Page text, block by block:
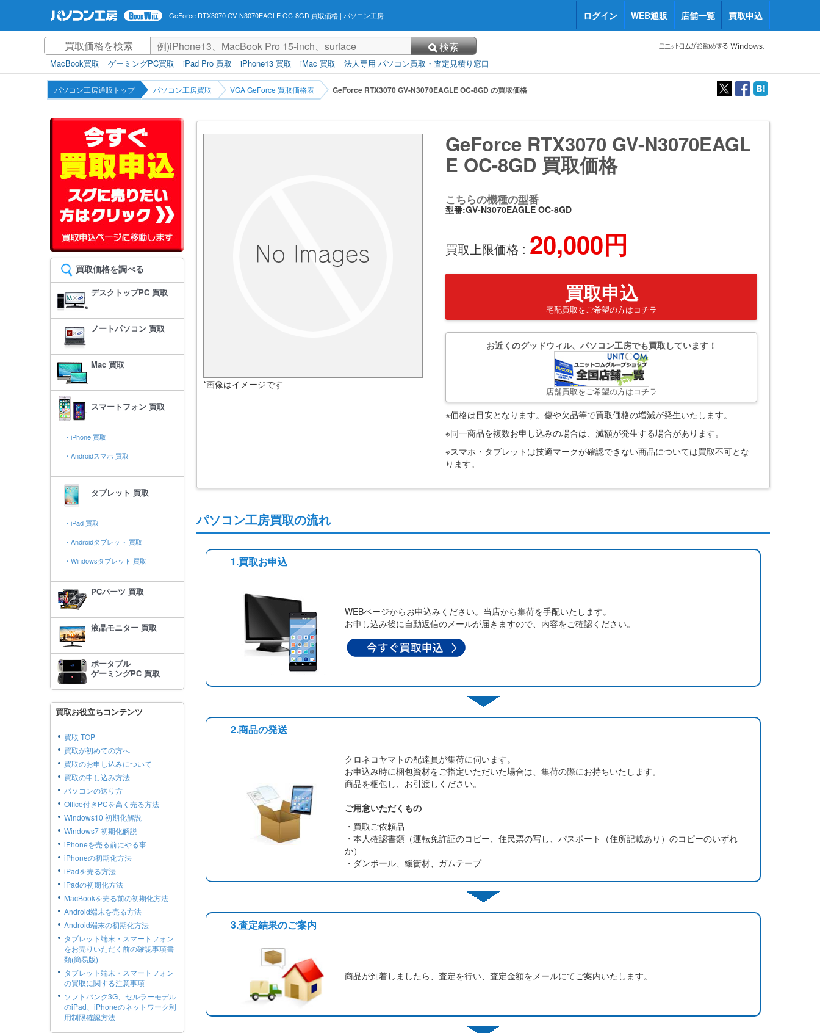
GeForce RTX3070 GV-N3070EAGLE OC-8GD 買取価格 | パソコン工房 ログイン WEB通販 店舗一覧 買取申込
検索
MacBook買取 ゲーミングPC買取 iPad Pro 買取 iPhone13 買取 iMac 買取 法人専用 パソコン買取・査定見積り窓口
パソコン工房通販トップ パソコン工房買取 VGA GeForce 買取価格表 GeForce RTX3070 GV-N3070EAGLE OC-8GD の買取価格
*画像はイメージです
GeForce RTX3070 GV-N3070EAGL
E OC-8GD 買取価格
こちらの機種の型番
型番:GV-N3070EAGLE OC-8GD
買取上限価格 : 20,000円
買取申込
宅配買取をご希望の方はコチラ
お近くのグッドウィル、パソコン工房でも買取しています！
店舗買取をご希望の方はコチラ
※価格は目安となります。傷や欠品等で買取価格の増減が発生いたします。
※同一商品を複数お申し込みの場合は、減額が発生する場合があります。
※スマホ・タブレットは技適マークが確認できない商品については買取不可とな
ります。
パソコン工房買取の流れ
1.買取お申込
WEBページからお申込みください。当店から集荷を手配いたします。
お申し込み後に自動返信のメールが届きますので、内容をご確認ください。
2.商品の発送
クロネコヤマトの配達員が集荷に伺います。
お申込み時に梱包資材をご指定いただいた場合は、集荷の際にお持ちいたします。
商品を梱包し、お引渡しください。
ご用意いただくもの
・買取ご依頼品
・本人確認書類（運転免許証のコピー、住民票の写し、パスポート（住所記載あり）のコピーのいずれ
か）
・ダンボール、緩衝材、ガムテープ
3.査定結果のご案内
商品が到着しましたら、査定を行い、査定金額をメールにてご案内いたします。
買取価格を調べる
デスクトップPC 買取
ノートパソコン 買取
Mac 買取
スマートフォン 買取
・iPhone 買取
・Androidスマホ 買取
タブレット 買取
・iPad 買取
・Androidタブレット 買取
・Windowsタブレット 買取
PCパーツ 買取
液晶モニター 買取
ポータブル
ゲーミングPC 買取
買取お役立ちコンテンツ
買取 TOP
買取が初めての方へ
買取のお申し込みについて
買取の申し込み方法
パソコンの送り方
Office付きPCを高く売る方法
Windows10 初期化解説
Windows7 初期化解説
iPhoneを売る前にやる事
iPhoneの初期化方法
iPadを売る方法
iPadの初期化方法
MacBookを売る前の初期化方法
Android端末を売る方法
Android端末の初期化方法
タブレット端末・スマートフォン
をお売りいただく前の確認事項書
類(簡易版)
タブレット端末・スマートフォン
の買取に関する注意事項
ソフトバンク3G、セルラーモデル
のiPad、iPhoneのネットワーク利
用制限確認方法